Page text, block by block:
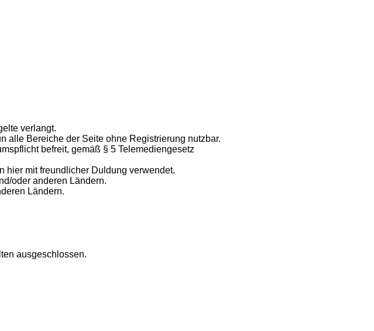
verlangt.
alle Bereiche der Seite ohne Registrierung nutzbar.
befreit, gemäß § 5 Telemediengesetz
hier mit freundlicher Duldung verwendet.
oder anderen Ländern.
Ländern.
ausgeschlossen.